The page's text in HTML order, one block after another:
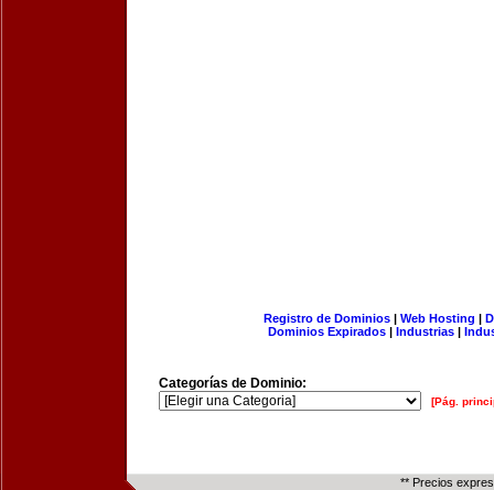
Registro de Dominios| Web Hosting |
Dominios Expirados | Industrias |
Categorías de Dominio:
[Pág.
** Precios